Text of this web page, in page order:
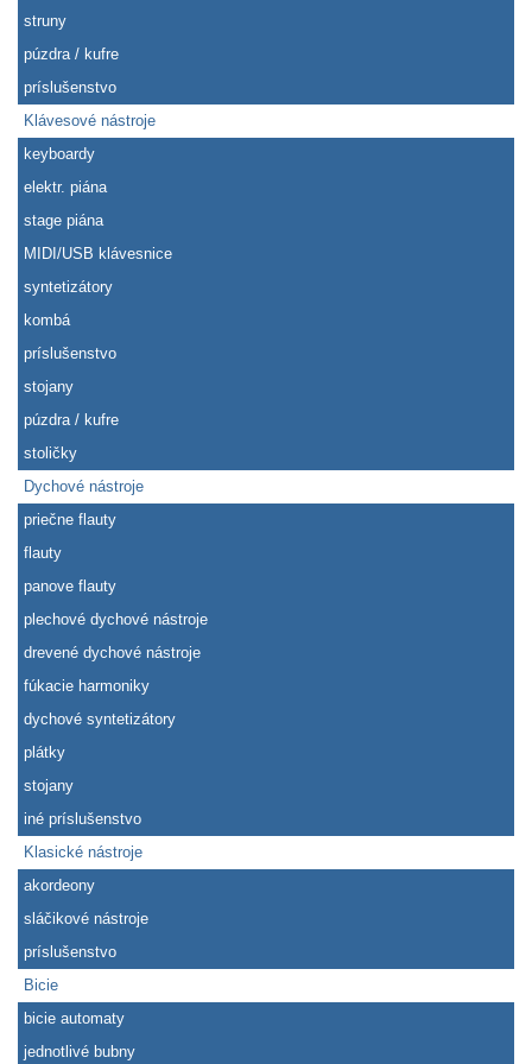
struny
púzdra / kufre
príslušenstvo
Klávesové nástroje
keyboardy
elektr. piána
stage piána
MIDI/USB klávesnice
syntetizátory
kombá
príslušenstvo
stojany
púzdra / kufre
stoličky
Dychové nástroje
priečne flauty
flauty
panove flauty
plechové dychové nástroje
drevené dychové nástroje
fúkacie harmoniky
dychové syntetizátory
plátky
stojany
iné príslušenstvo
Klasické nástroje
akordeony
sláčikové nástroje
príslušenstvo
Bicie
bicie automaty
jednotlivé bubny